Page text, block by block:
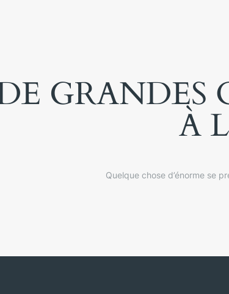
GRANDES
À
Quelque chose d’énorme se